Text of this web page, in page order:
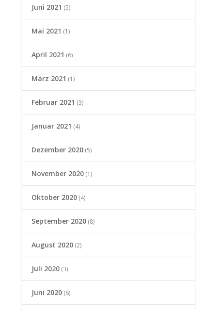
Juni 2021 (5)
Mai 2021 (1)
April 2021 (6)
März 2021 (1)
Februar 2021 (3)
Januar 2021 (4)
Dezember 2020(5)
November 2020(1)
Oktober 2020(4)
September 2020(8)
August 2020(2)
Juli 2020(3)
Juni 2020(6)